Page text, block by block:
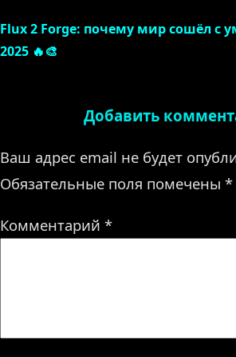
Flux 2 Forge: почему мир сошёл с
2025 🔥🎨
Добавить
Ваш адрес email не будет
Обязательные поля помечены *
Комментарий *